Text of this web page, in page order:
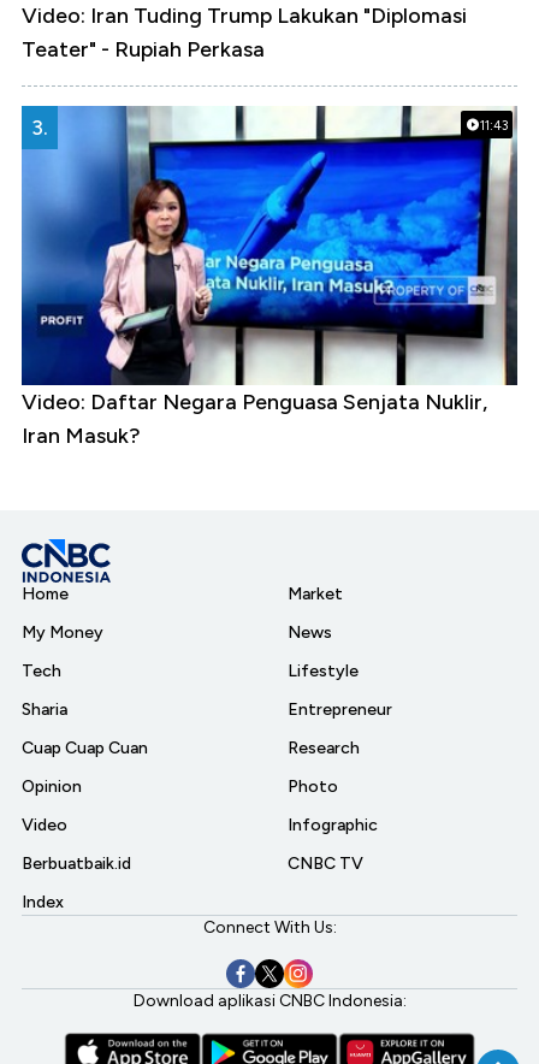
Video: Iran Tuding Trump Lakukan "Diplomasi
Teater" - Rupiah Perkasa
11:43
3.
Video: Daftar Negara Penguasa Senjata Nuklir,
Iran Masuk?
Home
My Money
Tech
Sharia
Cuap Cuap Cuan
Opinion
Video
Berbuatbaik.id
Index
Market
News
Lifestyle
Entrepreneur
Research
Photo
Infographic
CNBC TV
Connect With Us:
Download aplikasi CNBC Indonesia: